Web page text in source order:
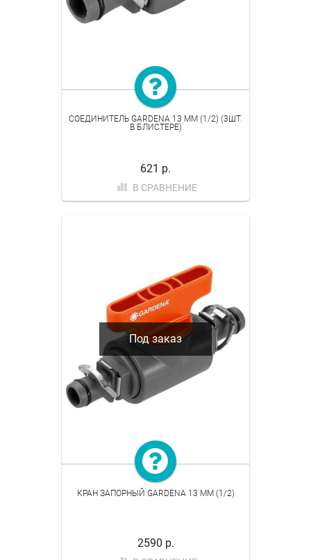
СОЕДИНИТЕЛЬ GARDENA 13 ММ (1/2) (3ШТ.
В БЛИСТЕРЕ)
621 р.
В СРАВНЕНИЕ
Под заказ
КРАН ЗАПОРНЫЙ GARDENA 13 ММ (1/2)
2590 р.